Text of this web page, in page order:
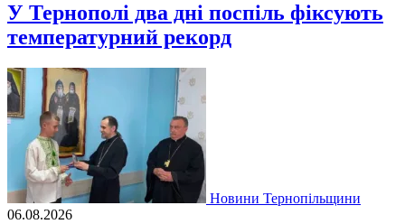
У Тернополі два дні поспіль фіксують
температурний рекорд
Новини Тернопільщини
06.08.2026